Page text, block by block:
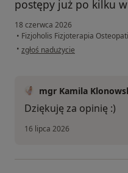
postępy już po kilku
18 czerwca 2026
• Fizjoholis Fizjoterapia
• w opinii użytkownika Piotr G
zgłoś nadużycie
mgr Kamila
Dziękuję za opinię :)
16 lipca 2026